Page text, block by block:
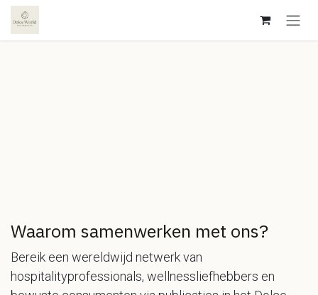
Overslaan naar inhoud
Waarom samenwerken met ons?
Bereik een wereldwijd netwerk van
hospitalityprofessionals, wellnessliefhebbers en